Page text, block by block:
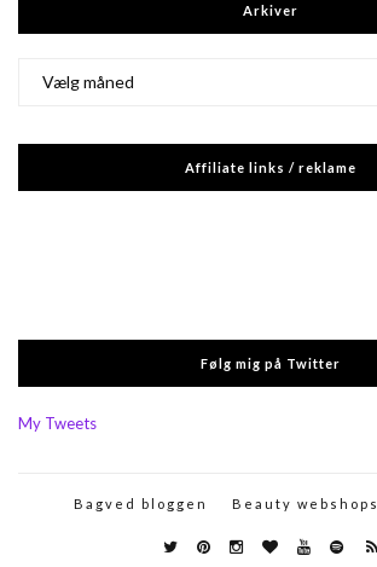
Arkiver
Affiliate links / reklame
Følg mig på Twitter
My Tweets
Bagved bloggen Beauty webshops